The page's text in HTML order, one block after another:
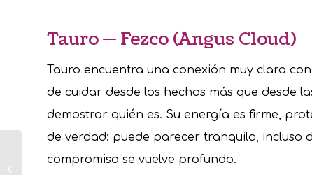
Tauro — Fezco (Angus Cloud)
Tauro encuentra una conexión muy clara
de cuidar desde los hechos más que desde
demostrar quién es. Su energía es firme,
de verdad: puede parecer tranquilo, incluso
compromiso se vuelve profundo.
un familiar fallecido